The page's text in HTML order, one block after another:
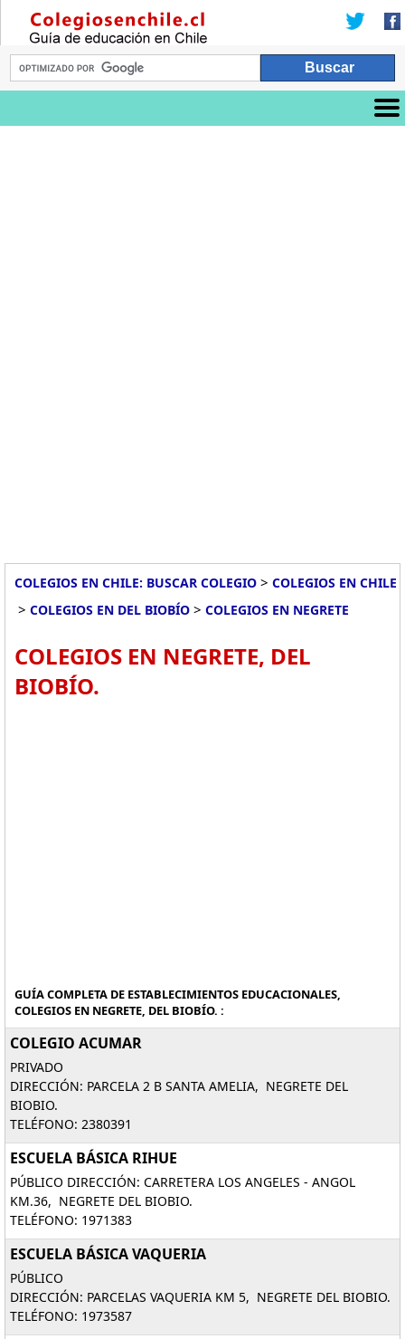
COLEGIOS EN CHILE: BUSCAR COLEGIO > COLEGIOS EN CHILE
> COLEGIOS EN DEL BIOBÍO > COLEGIOS EN NEGRETE
COLEGIOS EN NEGRETE, DEL
BIOBÍO.
GUÍA COMPLETA DE ESTABLECIMIENTOS EDUCACIONALES,
COLEGIOS EN NEGRETE, DEL BIOBÍO. :
COLEGIO ACUMAR
PRIVADO
DIRECCIÓN: PARCELA 2 B SANTA AMELIA, NEGRETE DEL
BIOBIO.
TELÉFONO: 2380391
ESCUELA BÁSICA RIHUE
PÚBLICO DIRECCIÓN: CARRETERA LOS ANGELES - ANGOL
KM.36, NEGRETE DEL BIOBIO.
TELÉFONO: 1971383
ESCUELA BÁSICA VAQUERIA
PÚBLICO
DIRECCIÓN: PARCELAS VAQUERIA KM 5, NEGRETE DEL BIOBIO.
TELÉFONO: 1973587